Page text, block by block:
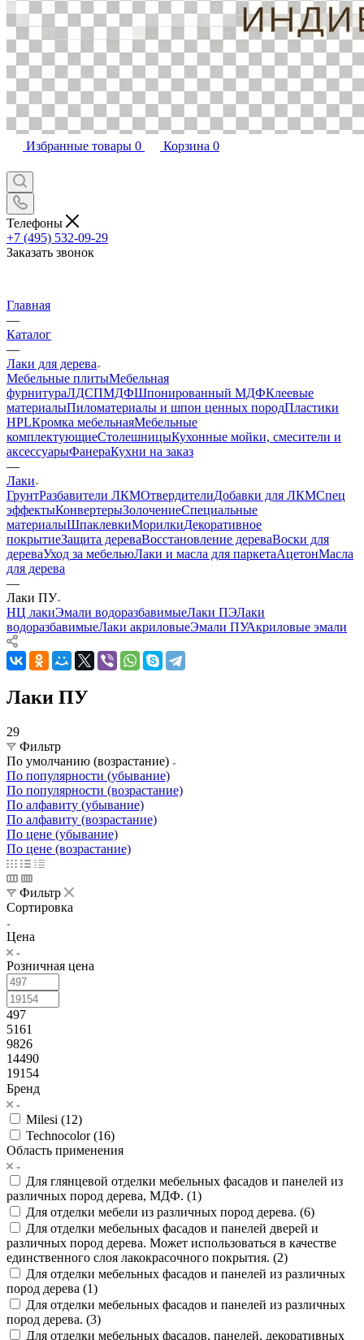
Избранные товары 0 Корзина 0
Телефоны
+7 (495) 532-09-29
Заказать звонок
Главная
—
Каталог
—
Лаки для дерева
Мебельные плитыМебельная
фурнитураЛДСПМДФШпонированный МДФКлеевые
материалыПиломатериалы и шпон ценных породПластики
HPLКромка мебельнаяМебельные
комплектующиеСтолешницыКухонные мойки, смесители и
аксессуарыФанераКухни на заказ
—
Лаки
ГрунтРазбавители ЛКМОтвердителиДобавки для ЛКМСпец
эффектыКонвертерыЗолочениеСпециальные
материалыШпаклевкиМорилкиДекоративное
покрытиеЗащита дереваВосстановление дереваВоски для
дереваУход за мебельюЛаки и масла для паркетаАцетонМасла
для дерева
—
Лаки ПУ
НЦ лакиЭмали водоразбавимыеЛаки ПЭЛаки
водоразбавимыеЛаки акриловыеЭмали ПУАкриловые эмали
Лаки ПУ
29
Фильтр
По умолчанию (возрастание)
По популярности (убывание)
По популярности (возрастание)
По алфавиту (убывание)
По алфавиту (возрастание)
По цене (убывание)
По цене (возрастание)
Фильтр
Сортировка
Цена
Розничная цена
497
5161
9826
14490
19154
Бренд
Milesi (12)
Technocolor (16)
Область применения
Для глянцевой отделки мебельных фасадов и панелей из
различных пород дерева, МДФ. (1)
Для отделки мебели из различных пород дерева. (6)
Для отделки мебельных фасадов и панелей дверей и
различных пород дерева. Может использоваться в качестве
единственного слоя лакокрасочного покрытия. (2)
Для отделки мебельных фасадов и панелей из различных
пород дерева (1)
Для отделки мебельных фасадов и панелей из различных
пород дерева. (3)
Для отделки мебельных фасадов, панелей, декоративных